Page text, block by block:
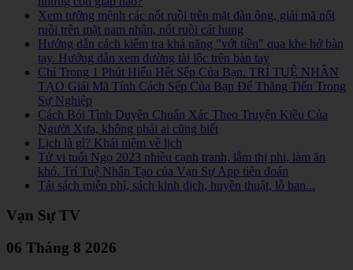
Xem tướng mệnh các nốt ruồi trên mặt đàn ông, giải mã nốt
ruồi trên mặt nam nhân, nốt ruồi cát hung
Hướng dẫn cách kiểm tra khả năng "vớt tiền" qua khe hở bàn
tay. Hướng dẫn xem đường tài lộc trên bàn tay
Chỉ Trong 1 Phút Hiểu Hết Sếp Của Bạn. TRÍ TUỆ NHÂN
TẠO Giải Mã Tính Cách Sếp Của Bạn Để Thăng Tiến Trong
Sự Nghiệp
Cách Bói Tình Duyên Chuẩn Xác Theo Truyện Kiều Của
Người Xưa, không phải ai cũng biết
Lịch là gì? Khái niệm về lịch
Tử vi tuổi Ngọ 2023 nhiều cạnh tranh, lắm thị phi, làm ăn
khó. Trí Tuệ Nhân Tạo của Vạn Sự App tiên đoán
Tải sách miễn phí, sách kinh dịch, huyền thuật, lỗ ban...
Vạn Sự TV
06 Tháng 8 2026